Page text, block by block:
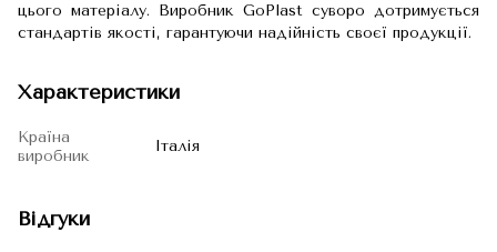
цього матеріалу. Виробник GoPlast суворо дотримується
стандартів якості, гарантуючи надійність своєї продукції.
Характеристики
Країна
виробник
Італія
Відгуки